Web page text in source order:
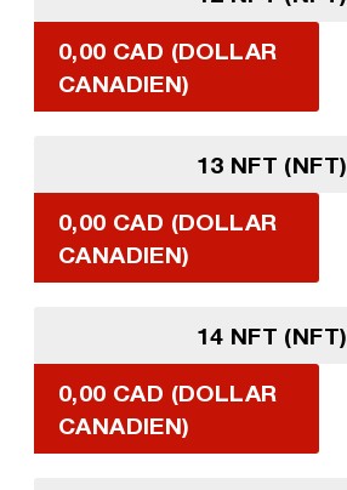
0,00 CAD (DOLLAR
CANADIEN)
13 NFT (NFT)
0,00 CAD (DOLLAR
CANADIEN)
14 NFT (NFT)
0,00 CAD (DOLLAR
CANADIEN)